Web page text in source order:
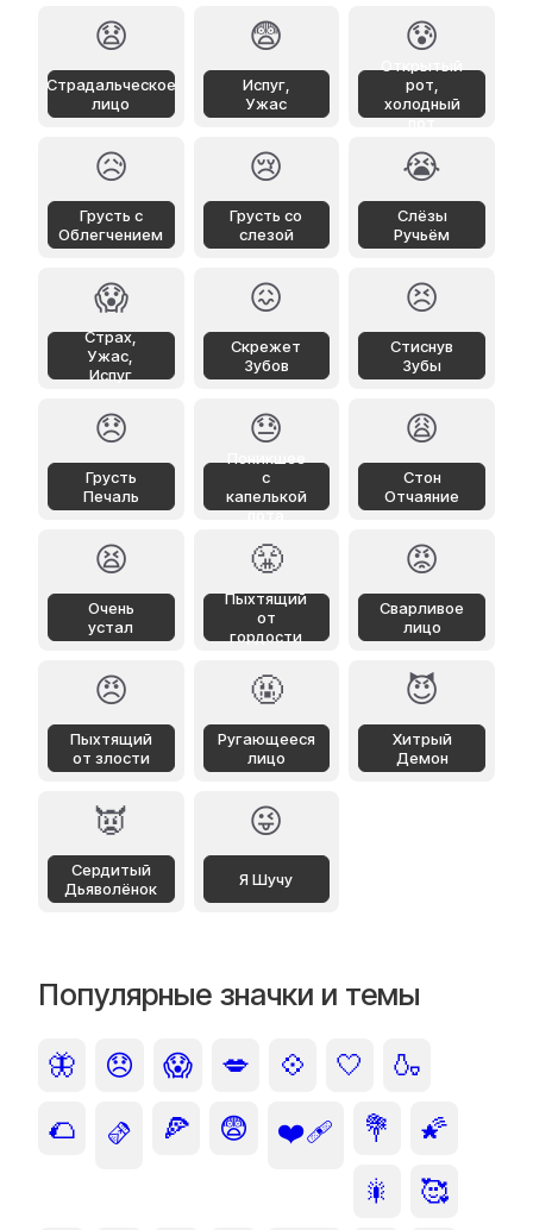
😧
Страдальческое
лицо
😨
Испуг,
Ужас
😰
рот,
холодный
пот
😥
Грусть с
Облегчением
😢
Грусть со
слезой
😭
Слёзы
Ручьём
😱
Страх,
Ужас,
Испуг
😖
Скрежет
Зубов
😣
Стиснув
Зубы
😞
Грусть
Печаль
😓
с
капелькой
пота
😩
Стон
Отчаяние
😫
Очень
устал
😤
Пыхтящий
от
гордости
😡
Сварливое
лицо
😠
Пыхтящий
от злости
🤬
Ругающееся
лицо
😈
Хитрый
Демон
👿
Сердитый
Дьяволёнок
😜
Я Шучу
Популярные значки и темы
🦋 😞 😱 💋 💠 🤍
🍶
🌮
🫔 🍕 😨 ❤️‍🩹 💐
🌠
🎇
🥰